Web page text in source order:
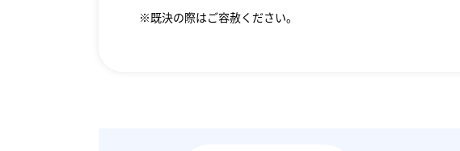
※既決の際はご容赦ください。